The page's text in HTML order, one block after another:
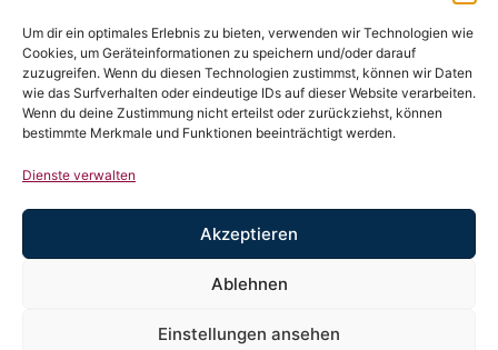
Um dir ein optimales Erlebnis zu bieten, verwenden wir Technologien wie
Cookies, um Geräteinformationen zu speichern und/oder darauf
zuzugreifen. Wenn du diesen Technologien zustimmst, können wir Daten
wie das Surfverhalten oder eindeutige IDs auf dieser Website verarbeiten.
Wenn du deine Zustimmung nicht erteilst oder zurückziehst, können
bestimmte Merkmale und Funktionen beeinträchtigt werden.
Dienste verwalten
Akzeptieren
Ablehnen
Einstellungen ansehen
Content, Marketing? Das bringt doch nichts… oder
doch?
Es könnte so einfach sein: Du veröffentlichst Inhalte,
jemand klickt, jemand kauft – fertig. Sauber messbar,